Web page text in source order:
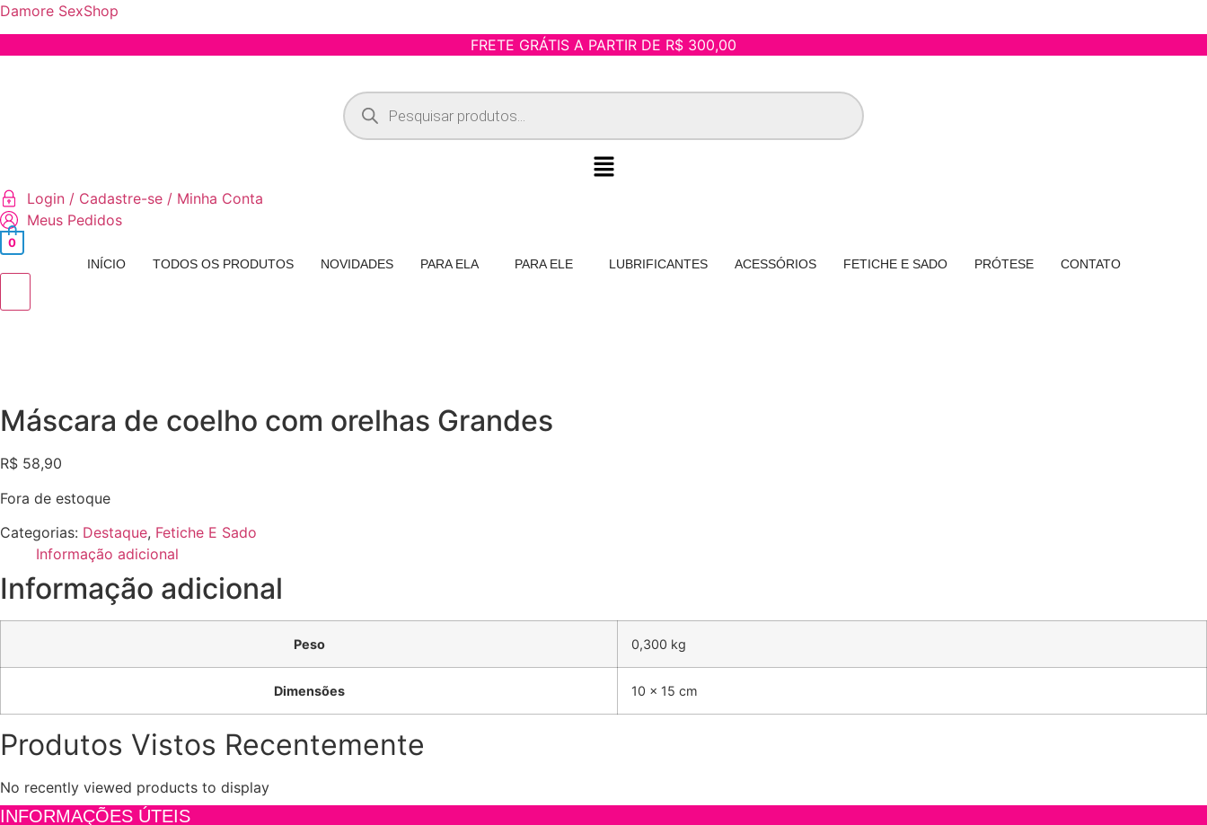
Damore SexShop
FRETE GRÁTIS A PARTIR DE R$ 300,00
Pesquisar
produtos
Login / Cadastre-se / Minha Conta
Meus Pedidos
0
INÍCIO TODOS OS PRODUTOS NOVIDADES PARA ELA PARA ELE LUBRIFICANTES ACESSÓRIOS FETICHE E SADO PRÓTESE CONTATO
Máscara de coelho com orelhas Grandes
R$ 58,90
Fora de estoque
Categorias: Destaque, Fetiche E Sado
Informação adicional
Informação adicional
Peso 0,300 kg
Dimensões 10 × 15 cm
Produtos Vistos Recentemente
No recently viewed products to display
INFORMAÇÕES ÚTEIS